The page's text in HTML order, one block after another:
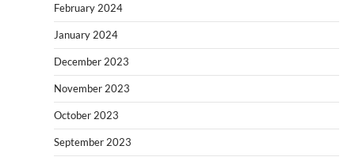
February 2024
January 2024
December 2023
November 2023
October 2023
September 2023